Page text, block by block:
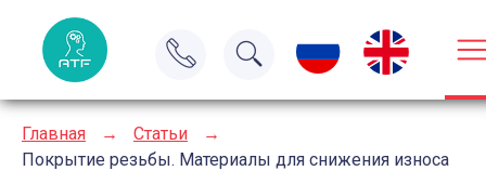
Главная → Статьи
→
Покрытие резьбы. Материалы для снижения износа